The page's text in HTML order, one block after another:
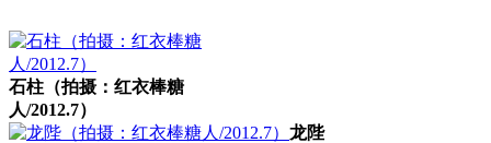
石柱（拍摄：红衣棒糖
人/2012.7）
龙陛